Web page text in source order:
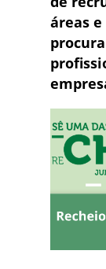
áreas e